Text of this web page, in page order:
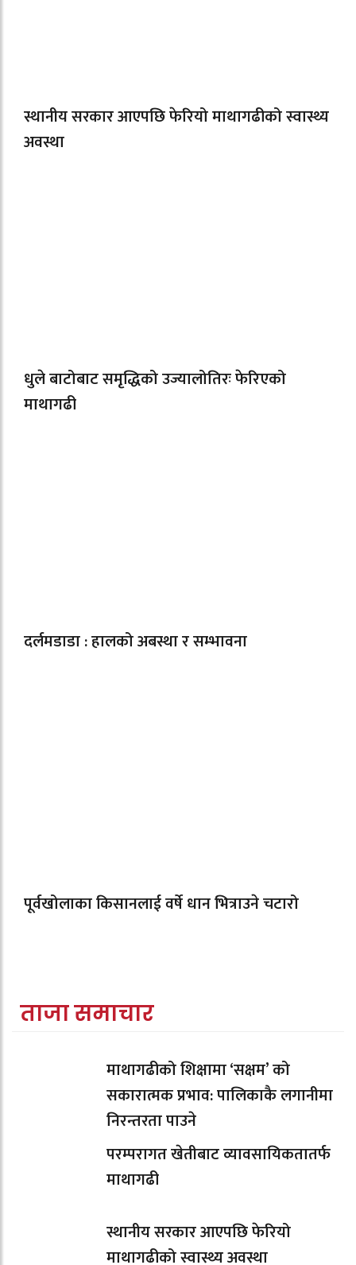
स्थानीय सरकार आएपछि फेरियो माथागढीको स्वास्थ्य
अवस्था
धुले बाटोबाट समृद्धिको उज्यालोतिरः फेरिएको
माथागढी
दर्लमडाडा : हालको अबस्था र सम्भावना
पूर्वखोलाका किसानलाई वर्षे धान भित्राउने चटारो
ताजा समाचार
माथागढीको शिक्षामा ‘सक्षम’ को
सकारात्मक प्रभाव: पालिकाकै लगानीमा
निरन्तरता पाउने
परम्परागत खेतीबाट व्यावसायिकतातर्फ
माथागढी
स्थानीय सरकार आएपछि फेरियो
माथागढीको स्वास्थ्य अवस्था